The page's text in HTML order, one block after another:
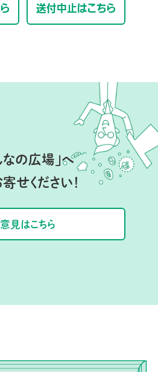
送付中止はこちら
なの広場」へ
せください！
見はこちら